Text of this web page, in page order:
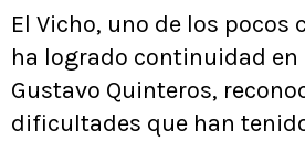
El Vicho, uno de los pocos
ha logrado continuidad en
Gustavo Quinteros,
dificultades que han